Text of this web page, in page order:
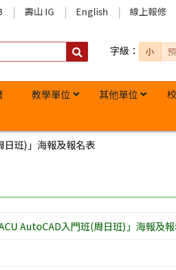
壽山 IG English 線上報修
搜
字級： 小
教學單位 其他單位
日班)」海報及報名表
AutoCAD入門班(周日班)」海報及